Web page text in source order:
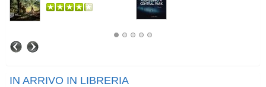
IN ARRIVO IN LIBRERIA